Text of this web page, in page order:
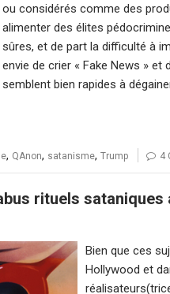
ou considérés comme des
alimenter des élites
sûres, et de part la difficulté à
envie de crier « Fake News »
semblent bien rapides à
, QAnon, satanisme, Trump 4
rituels sataniques
Bien que ces
Hollywood et